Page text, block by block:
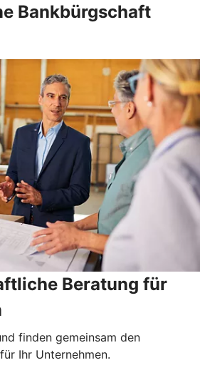
Bankbürgschaft
Beratung für
finden gemeinsam den
Ihr Unternehmen.